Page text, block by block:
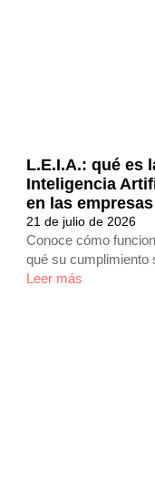
L.E.I.A.: qué es
Inteligencia
en las empresas
21 de julio de 2026
Conoce cómo
qué su cumplimiento
Leer más